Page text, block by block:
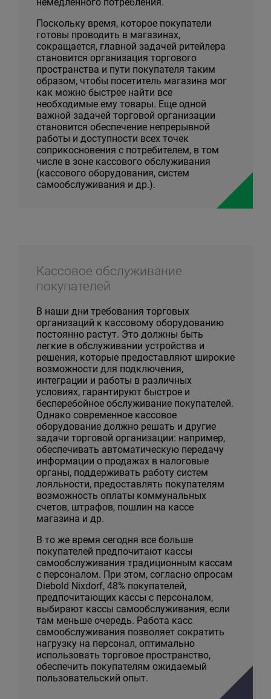
Поскольку время, которое покупатели
готовы проводить в магазинах,
сокращается, главной задачей ритейлера
становится организация торгового
пространства и пути покупателя таким
образом, чтобы посетитель магазина мог
как можно быстрее найти все
необходимые ему товары. Еще одной
важной задачей торговой организации
становится обеспечение непрерывной
работы и доступности всех точек
соприкосновения с потребителем, в том
числе в зоне кассового обслуживания
(кассового оборудования, систем
самообслуживания и др.).
Кассовое обслуживание
покупателей
В наши дни требования торговых
организаций к кассовому оборудованию
постоянно растут. Это должны быть
легкие в обслуживании устройства и
решения, которые предоставляют широкие
возможности для подключения,
интеграции и работы в различных
условиях, гарантируют быстрое и
бесперебойное обслуживание покупателей.
Однако современное кассовое
оборудование должно решать и другие
задачи торговой организации: например,
обеспечивать автоматическую передачу
информации о продажах в налоговые
органы, поддерживать работу систем
лояльности, предоставлять покупателям
возможность оплаты коммунальных
счетов, штрафов, пошлин на кассе
магазина и др.
В то же время сегодня все больше
покупателей предпочитают кассы
самообслуживания традиционным кассам
с персоналом. При этом, согласно опросам
Diebold Nixdorf, 48% покупателей,
предпочитающих кассы с персоналом,
выбирают кассы самообслуживания, если
там меньше очередь. Работа касс
самообслуживания позволяет сократить
нагрузку на персонал, оптимально
использовать торговое пространство,
обеспечить покупателям ожидаемый
пользовательский опыт.